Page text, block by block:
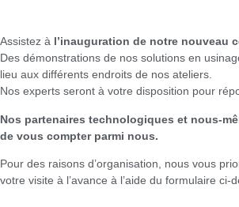
Assistez à l’inauguration de notre nouveau
Des démonstrations de nos solutions en
lieu aux différents endroits de nos ateliers.
Nos experts seront à votre disposition pour
Nos partenaires technologiques et nous-
de vous compter parmi nous.
Pour des raisons d’organisation, nous vous
votre visite à l’avance à l’aide du formulaire ci-